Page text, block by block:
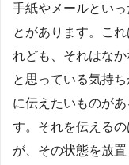
手紙やメールとい
とがあります。こ
れども、それはな
と思っている気持
に伝えたいものが
す。それを伝える
が、その状態を放